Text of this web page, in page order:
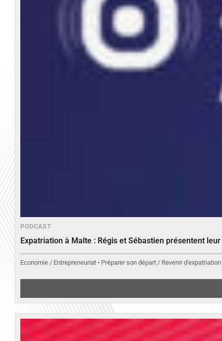
PODCAST
Expatriation à Malte : Régis et Sébastien présentent
Economie / Entrepreneuriat • Préparer son départ / Revenir d'expatriation